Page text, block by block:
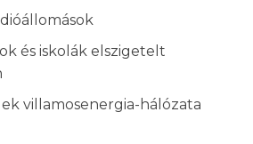
és iskolák elszigetelt
villamosenergia-hálózata